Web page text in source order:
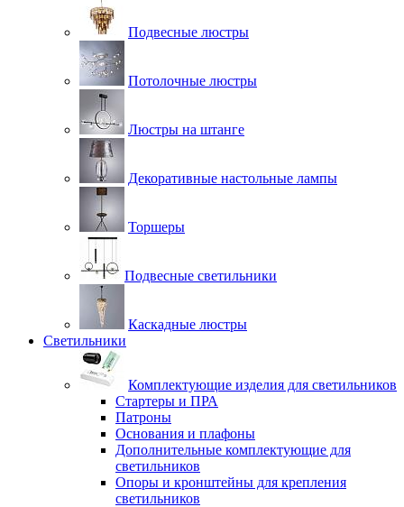
Подвесные люстры
Потолочные люстры
Люстры на штанге
Декоративные настольные лампы
Торшеры
Подвесные светильники
Каскадные люстры
Светильники
Комплектующие изделия для светильников
Стартеры и ПРА
Патроны
Основания и плафоны
Дополнительные комплектующие для
светильников
Опоры и кронштейны для крепления
светильников